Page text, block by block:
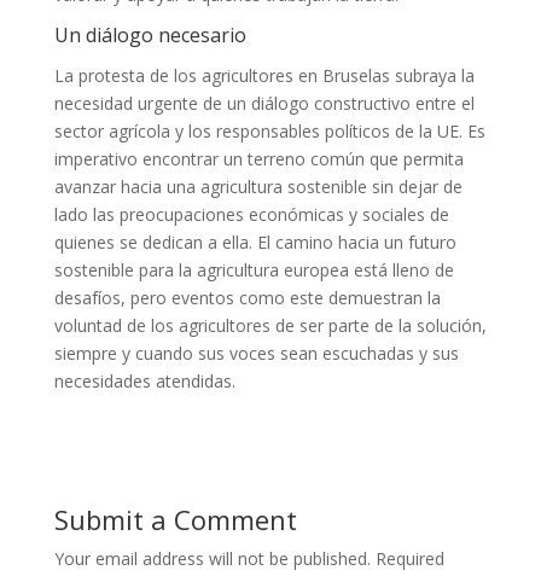
Un diálogo necesario
La protesta de los agricultores en Bruselas subraya la
necesidad urgente de un diálogo constructivo entre el
sector agrícola y los responsables políticos de la UE. Es
imperativo encontrar un terreno común que permita
avanzar hacia una agricultura sostenible sin dejar de
lado las preocupaciones económicas y sociales de
quienes se dedican a ella. El camino hacia un futuro
sostenible para la agricultura europea está lleno de
desafíos, pero eventos como este demuestran la
voluntad de los agricultores de ser parte de la solución,
siempre y cuando sus voces sean escuchadas y sus
necesidades atendidas.
Submit a Comment
Your email address will not be published. Required